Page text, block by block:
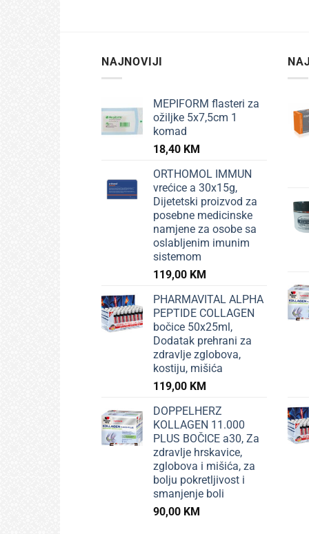
NAJNOVIJI
MEPIFORM flasteri za
ožiljke 5x7,5cm 1
komad
18,40 KM
ORTHOMOL IMMUN
vrećice a 30x15g,
Dijetetski proizvod za
posebne medicinske
namjene za osobe sa
oslabljenim imunim
sistemom
119,00 KM
PHARMAVITAL ALPHA
PEPTIDE COLLAGEN
bočice 50x25ml,
Dodatak prehrani za
zdravlje zglobova,
kostiju, mišića
119,00 KM
DOPPELHERZ
KOLLAGEN 11.000
PLUS BOČICE a30, Za
zdravlje hrskavice,
zglobova i mišića, za
bolju pokretljivost i
smanjenje boli
90,00 KM